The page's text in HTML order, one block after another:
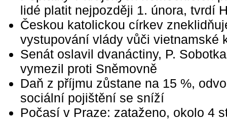
lidé platit nejpozději 1. února, tvrdí
Českou katolickou církev
vystupování vlády vůči vietnamské
Senát oslavil dvanáctiny, P.
vymezil proti Sněmovně
Daň z příjmu zůstane na 15 %,
sociální pojištění se sníží
Počasí v Praze: zataženo, okolo 4